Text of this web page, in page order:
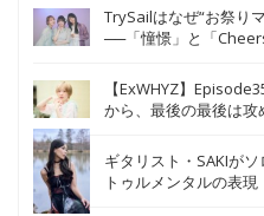
TrySailはなぜ“お祭り
──「憧憬」と「
【ExWHYZ】
から、最後の最後は攻
ギタリスト・SAKIが
トゥルメンタルの表現